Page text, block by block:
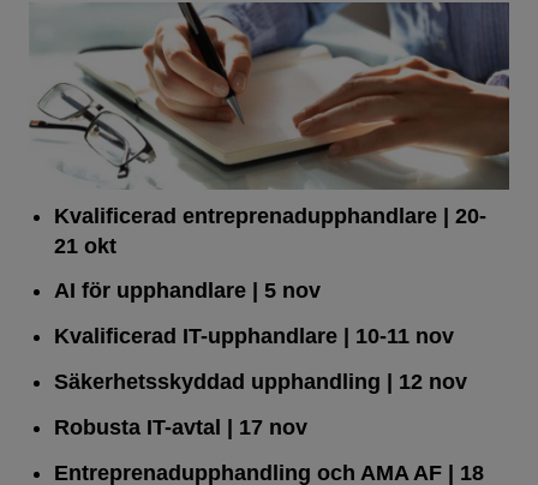
Kvalificerad entreprenad­upphandlare | 20-
21 okt
AI för upphandlare| 5 nov
Kvalificerad IT-upphandlare| 10-11 nov
Säkerhetsskyddad upphandling | 12 nov
Robusta IT-avtal | 17 nov
Entreprenadupphandling och AMA AF| 18